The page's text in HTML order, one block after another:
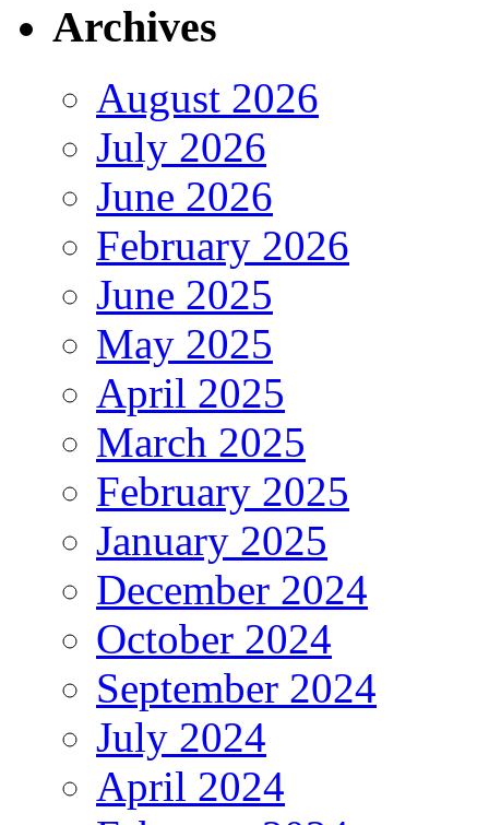
Archives
August 2026
July 2026
June 2026
February 2026
June 2025
May 2025
April 2025
March 2025
February 2025
January 2025
December 2024
October 2024
September 2024
July 2024
April 2024